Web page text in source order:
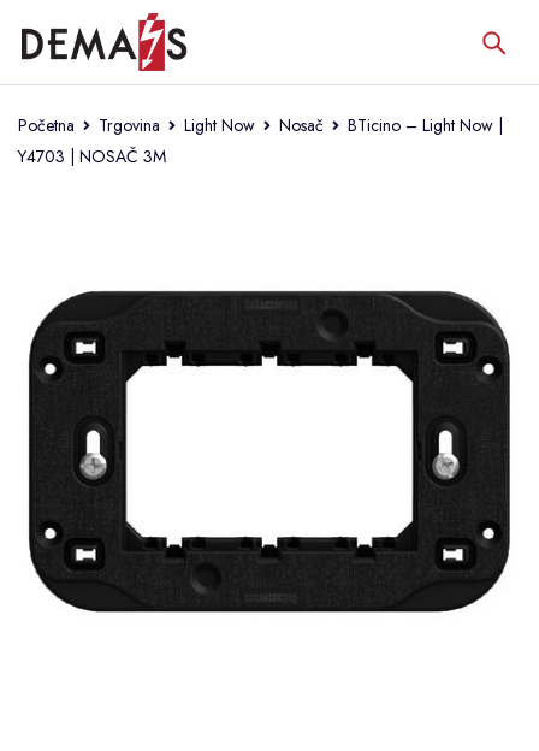
Početna Trgovina Light Now Nosač
BTicino – Light Now |
Y4703 | NOSAČ 3M